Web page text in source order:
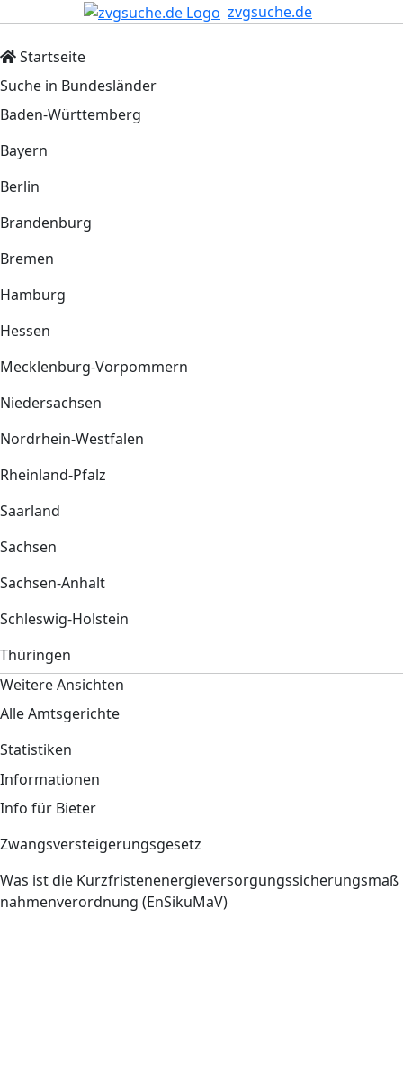
zvgsuche.de
Startseite
Suche in Bundesländer
Baden-Württemberg
Bayern
Berlin
Brandenburg
Bremen
Hamburg
Hessen
Mecklenburg-Vorpommern
Niedersachsen
Nordrhein-Westfalen
Rheinland-Pfalz
Saarland
Sachsen
Sachsen-Anhalt
Schleswig-Holstein
Thüringen
Weitere Ansichten
Alle Amtsgerichte
Statistiken
Informationen
Info für Bieter
Zwangsversteigerungsgesetz
Was ist die Kurzfristenenergieversorgungssicherungsmaß
nahmenverordnung (EnSikuMaV)